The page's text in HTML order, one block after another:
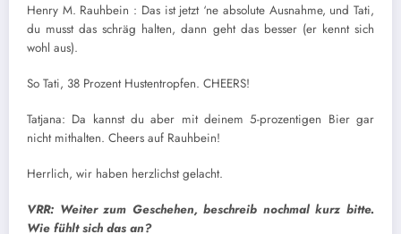
Henry M. Rauhbein : Das ist jetzt ‘ne absolute Ausnahme, und Tati,
du musst das schräg halten, dann geht das besser (er kennt sich
wohl aus).
So Tati, 38 Prozent Hustentropfen. CHEERS!
Tatjana: Da kannst du aber mit deinem 5-prozentigen Bier gar
nicht mithalten. Cheers auf Rauhbein!
Herrlich, wir haben herzlichst gelacht.
VRR: Weiter zum Geschehen, beschreib nochmal kurz bitte.
Wie fühlt sich das an?